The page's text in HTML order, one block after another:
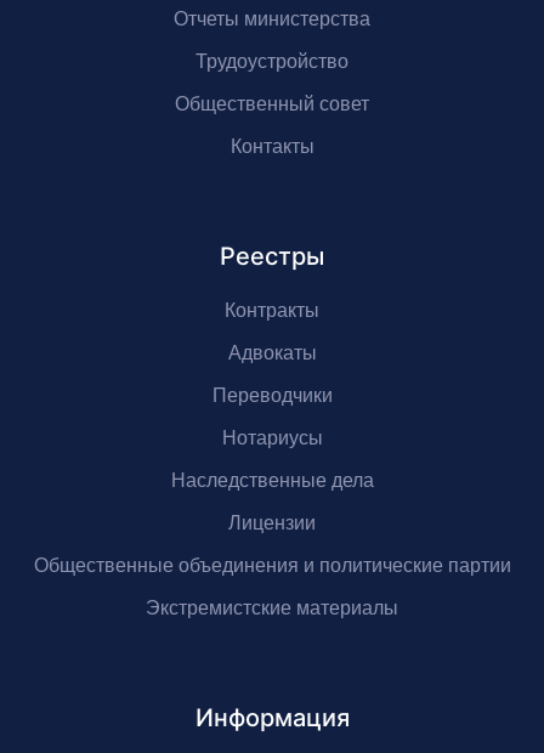
Отчеты министерства
Трудоустройство
Общественный совет
Контакты
Реестры
Контракты
Адвокаты
Переводчики
Нотариусы
Наследственные дела
Лицензии
Общественные объединения и политические партии
Экстремистские материалы
Информация